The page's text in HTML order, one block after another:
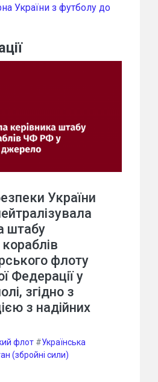
України з футболу до
України
штабу
флоту
Федерації у
згідно з
з надійних
флот #Українська
(збройні сили)